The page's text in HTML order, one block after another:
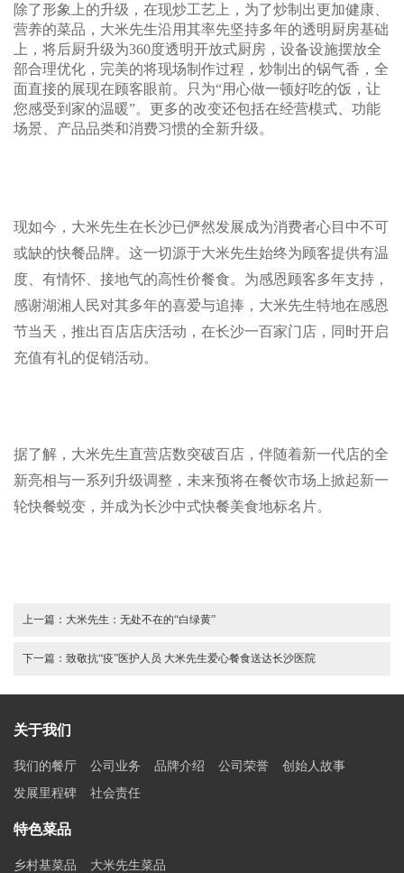
除了形象上的升级，在现炒工艺上，为了炒制出更加健康、
营养的菜品，大米先生沿用其率先坚持多年的透明厨房基础
上，将后厨升级为360度透明开放式厨房，设备设施摆放全
部合理优化，完美的将现场制作过程，炒制出的锅气香，全
面直接的展现在顾客眼前。只为“用心做一顿好吃的饭，让
您感受到家的温暖”。更多的改变还包括在经营模式、功能
场景、产品品类和消费习惯的全新升级。
现如今，大米先生在长沙已俨然发展成为消费者心目中不可
或缺的快餐品牌。这一切源于大米先生始终为顾客提供有温
度、有情怀、接地气的高性价餐食。为感恩顾客多年支持，
感谢湖湘人民对其多年的喜爱与追捧，大米先生特地在感恩
节当天，推出百店店庆活动，在长沙一百家门店，同时开启
充值有礼的促销活动。
据了解，大米先生直营店数突破百店，伴随着新一代店的全
新亮相与一系列升级调整，未来预将在餐饮市场上掀起新一
轮快餐蜕变，并成为长沙中式快餐美食地标名片。
上一篇： 大米先生：无处不在的“白绿黄”
下一篇： 致敬抗“疫”医护人员 大米先生爱心餐食送达长沙医院
关于我们
我们的餐厅 公司业务 品牌介绍 公司荣誉
创始人故事
发展里程碑
社会责任
特色菜品
乡村基菜品 大米先生菜品